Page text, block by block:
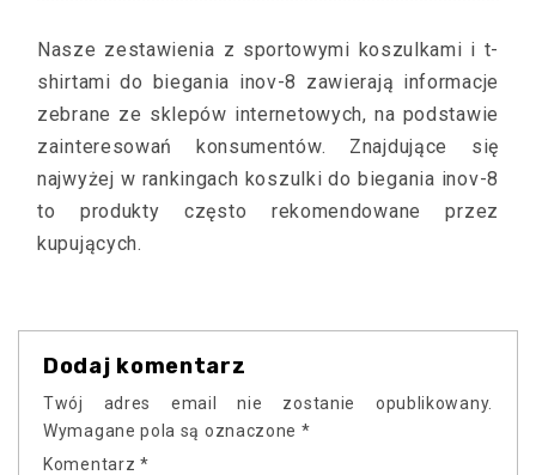
Nasze zestawienia z sportowymi koszulkami i t-
shirtami do biegania inov-8 zawierają informacje
zebrane ze sklepów internetowych, na podstawie
zainteresowań konsumentów. Znajdujące się
najwyżej w rankingach koszulki do biegania inov-8
to produkty często rekomendowane przez
kupujących.
Dodaj komentarz
Twój adres email nie zostanie opublikowany.
Wymagane pola są oznaczone *
Komentarz *